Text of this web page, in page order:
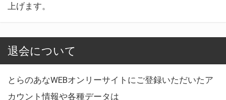
上げます。
退会について
とらのあなWEBオンリーサイトにご登録いただいたア
カウント情報や各種データは